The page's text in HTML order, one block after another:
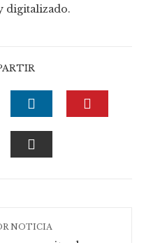
digitalizado.
LINKEDIN
NOTICIA